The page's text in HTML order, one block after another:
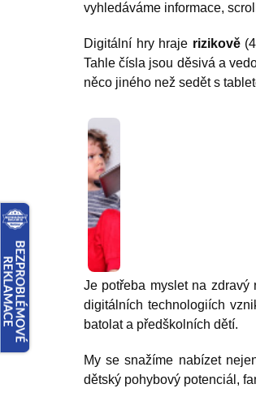
vyhledáváme informace,
Digitální hry hraje rizikově
Tahle čísla jsou děsivá a
něco jiného než sedět s
Je potřeba myslet na
digitálních technologiích
batolat a předškolních dětí.
My se snažíme nabízet
dětský pohybový potenciál,